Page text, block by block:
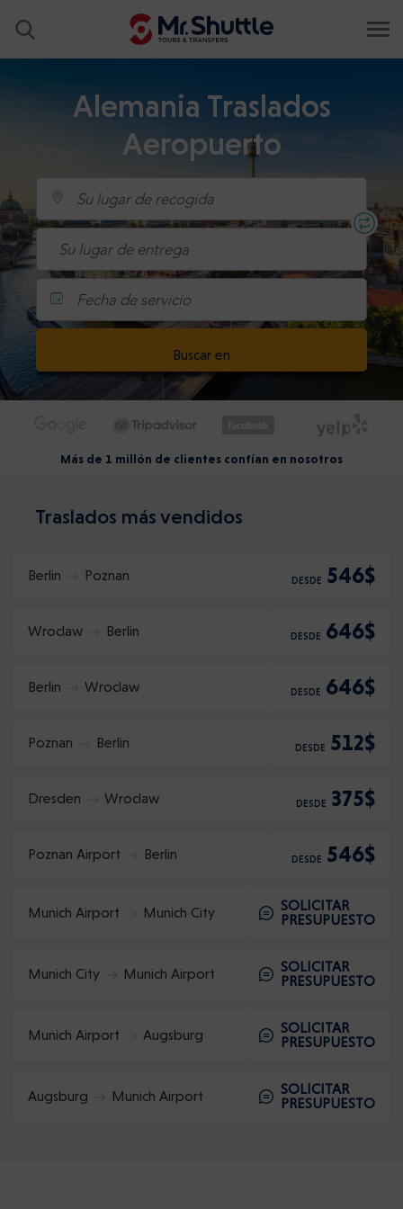
Alemania Traslados
Aeropuerto
Fecha de servicio
Buscar en
Más de 1 millón de clientes confían en nosotros
Traslados más vendidos
Berlin Poznan DESDE 546$
Wroclaw Berlin DESDE 646$
Berlin Wroclaw DESDE 646$
Poznan Berlin DESDE 512$
Dresden Wroclaw DESDE 375$
Poznan Airport Berlin DESDE 546$
Munich Airport Munich City
SOLICITAR
PRESUPUESTO
Munich City Munich Airport
SOLICITAR
PRESUPUESTO
Munich Airport Augsburg
SOLICITAR
PRESUPUESTO
Augsburg Munich Airport
SOLICITAR
PRESUPUESTO